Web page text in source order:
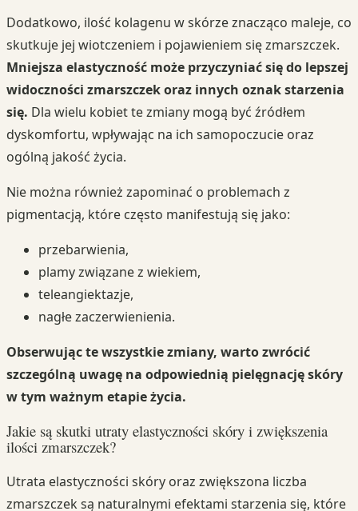
Dodatkowo, ilość kolagenu w skórze znacząco maleje, co
skutkuje jej wiotczeniem i pojawieniem się zmarszczek.
Mniejsza elastyczność może przyczyniać się do lepszej
widoczności zmarszczek oraz innych oznak starzenia
się. Dla wielu kobiet te zmiany mogą być źródłem
dyskomfortu, wpływając na ich samopoczucie oraz
ogólną jakość życia.
Nie można również zapominać o problemach z
pigmentacją, które często manifestują się jako:
przebarwienia,
plamy związane z wiekiem,
teleangiektazje,
nagłe zaczerwienienia.
Obserwując te wszystkie zmiany, warto zwrócić
szczególną uwagę na odpowiednią pielęgnację skóry
w tym ważnym etapie życia.
Jakie są skutki utraty elastyczności skóry i zwiększenia
ilości zmarszczek?
Utrata elastyczności skóry oraz zwiększona liczba
zmarszczek są naturalnymi efektami starzenia się, które